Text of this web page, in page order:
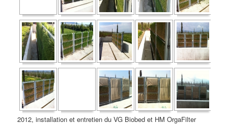
2012, installation et entretien du VG Biobed et HM OrgaFilter